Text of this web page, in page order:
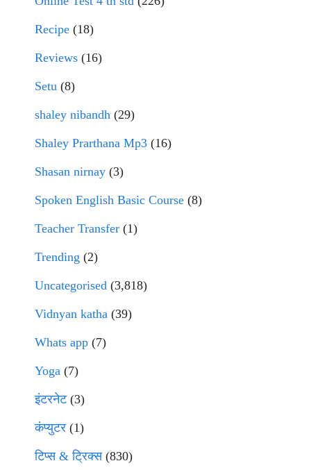
Recipe (18)
Reviews (16)
Setu (8)
shaley nibandh (29)
Shaley Prarthana Mp3 (16)
Shasan nirnay (3)
Spoken English Basic Course (8)
Teacher Transfer (1)
Trending (2)
Uncategorised (3,818)
Vidnyan katha (39)
Whats app (7)
Yoga (7)
इंटरनेट(3)
कंप्युटर (1)
टिप्स & ट्रिक्स(830)